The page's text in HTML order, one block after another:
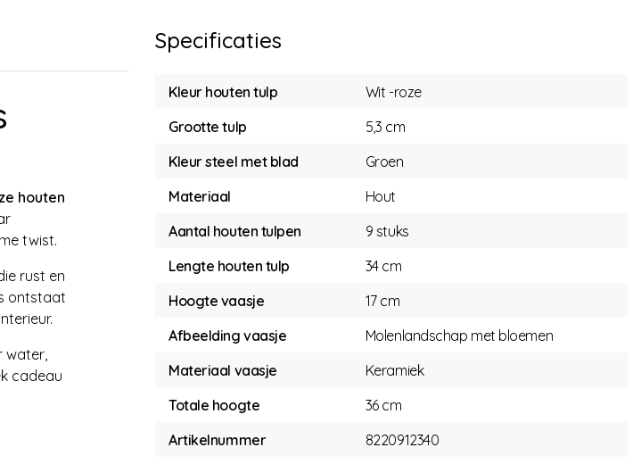
houten
twist.
rust en
ontstaat
water,
cadeau
Specificaties
Kleur houten tulp
Wit -roze
Grootte tulp
5,3 cm
Kleur steel met blad
Groen
Materiaal
Hout
Aantal houten tulpen
9 stuks
Lengte houten tulp
34 cm
Hoogte vaasje
17 cm
Afbeelding vaasje
Molenlandschap met bloemen
Materiaal vaasje
Keramiek
Totale hoogte
36 cm
Artikelnummer
8220912340